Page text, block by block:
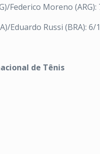
Federico Moreno (ARG):
Eduardo Russi (BRA): 6/
de Tênis